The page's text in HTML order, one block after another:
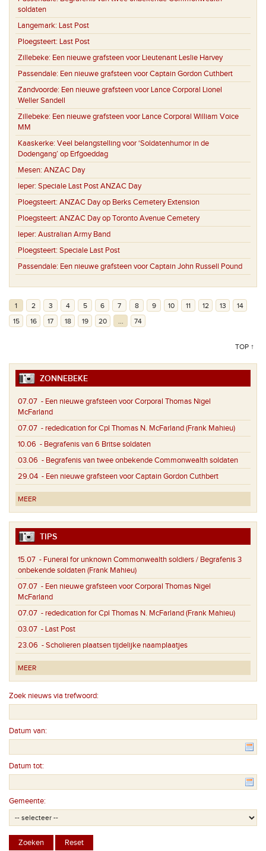
soldaten
Langemark: Last Post
Ploegsteert: Last Post
Zillebeke: Een nieuwe grafsteen voor Lieutenant Leslie Harvey
Passendale: Een nieuwe grafsteen voor Captain Gordon Cuthbert
Zandvoorde: Een nieuwe grafsteen voor Lance Corporal Lionel
Weller Sandell
Zillebeke: Een nieuwe grafsteen voor Lance Corporal William Voice
MM
Kaaskerke: Veel belangstelling voor ‘Soldatenhumor in de
Dodengang’ op Erfgoeddag
Mesen: ANZAC Day
Ieper: Speciale Last Post ANZAC Day
Ploegsteert: ANZAC Day op Berks Cemetery Extension
Ploegsteert: ANZAC Day op Toronto Avenue Cemetery
Ieper: Australian Army Band
Ploegsteert: Speciale Last Post
Passendale: Een nieuwe grafsteen voor Captain John Russell Pound
1 2 3 4 5 6 7 8 9 10 11 12 13
14
15
16 17 18 19 20 ... 74
TOP ↑
ZONNEBEKE
07.07 - Een nieuwe grafsteen voor Corporal Thomas Nigel
McFarland
07.07 - rededication for Cpl Thomas N. McFarland (Frank Mahieu)
10.06 - Begrafenis van 6 Britse soldaten
03.06 - Begrafenis van twee onbekende Commonwealth soldaten
29.04 - Een nieuwe grafsteen voor Captain Gordon Cuthbert
MEER
TIPS
15.07 - Funeral for unknown Commonwealth soldiers / Begrafenis 3
onbekende soldaten (Frank Mahieu)
07.07 - Een nieuwe grafsteen voor Corporal Thomas Nigel
McFarland
07.07 - rededication for Cpl Thomas N. McFarland (Frank Mahieu)
03.07 - Last Post
23.06 - Scholieren plaatsen tijdelijke naamplaatjes
MEER
Zoek nieuws via trefwoord:
Datum van:
Datum tot:
Gemeente: